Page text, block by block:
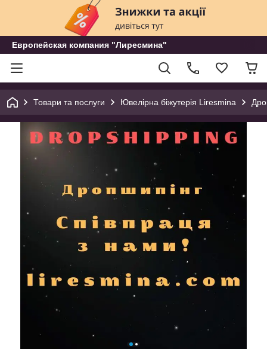
Европейская компания "Лиресмина"
Товари та послуги Ювелірна біжутерія Liresmina